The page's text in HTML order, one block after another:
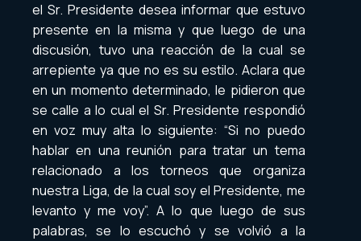
el Sr. Presidente desea informar que estuvo
presente en la misma y que luego de una
discusión, tuvo una reacción de la cual se
arrepiente ya que no es su estilo. Aclara que
en un momento determinado, le pidieron que
se calle a lo cual el Sr. Presidente respondió
en voz muy alta lo siguiente: “Si no puedo
hablar en una reunión para tratar un tema
relacionado a los torneos que organiza
nuestra Liga, de la cual soy el Presidente, me
levanto y me voy”. A lo que luego de sus
palabras, se lo escuchó y se volvió a la